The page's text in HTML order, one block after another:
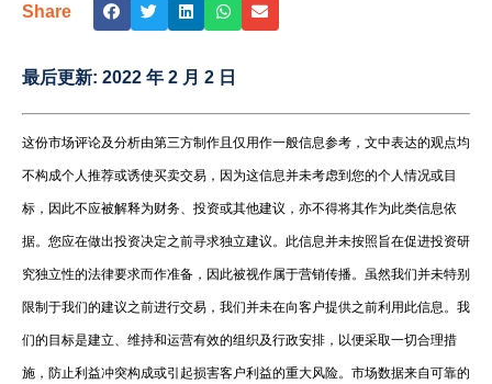
Share
最后更新: 2022 年 2 月 2 日
这份市场评论及分析由第三方制作且仅用作一般信息参考，文中表达的观点均
不构成个人推荐或诱使买卖交易，因为这信息并未考虑到您的个人情况或目
标，因此不应被解释为财务、投资或其他建议，亦不得将其作为此类信息依
据。您应在做出投资决定之前寻求独立建议。此信息并未按照旨在促进投资研
究独立性的法律要求而作准备，因此被视作属于营销传播。虽然我们并未特别
限制于我们的建议之前进行交易，我们并未在向客户提供之前利用此信息。我
们的目标是建立、维持和运营有效的组织及行政安排，以便采取一切合理措
施，防止利益冲突构成或引起损害客户利益的重大风险。市场数据来自可靠的